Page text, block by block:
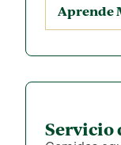
Aprende
Servicio